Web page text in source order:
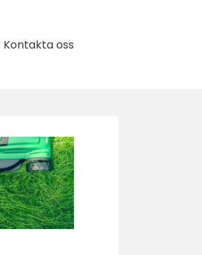
Kontakta oss